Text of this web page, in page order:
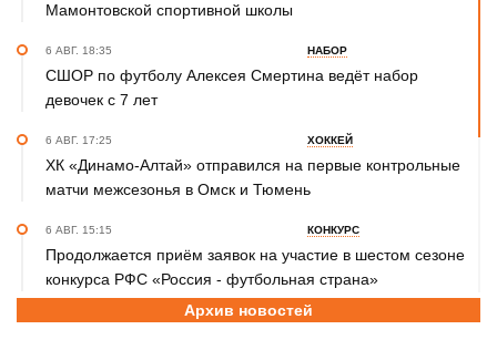
Мамонтовской спортивной школы
6 АВГ. 18:35 НАБОР
СШОР по футболу Алексея Смертина ведёт набор
девочек с 7 лет
6 АВГ. 17:25 ХОККЕЙ
ХК «Динамо-Алтай» отправился на первые контрольные
матчи межсезонья в Омск и Тюмень
6 АВГ. 15:15 КОНКУРС
Продолжается приём заявок на участие в шестом сезоне
конкурса РФС «Россия - футбольная страна»
СПОРТИВНАЯ ПОЛИТИКА
Архив новостей